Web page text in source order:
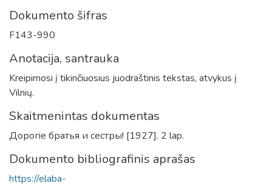
Dokumento šifras
F143-990
Anotacija, santrauka
Kreipimosi į tikinčiuosius juodraštinis tekstas, atvykus į
Vilnių.
Skaitmenintas dokumentas
Дорогiе братья и сестры! [1927]. 2 lap.
Dokumento bibliografinis aprašas
https://elaba-